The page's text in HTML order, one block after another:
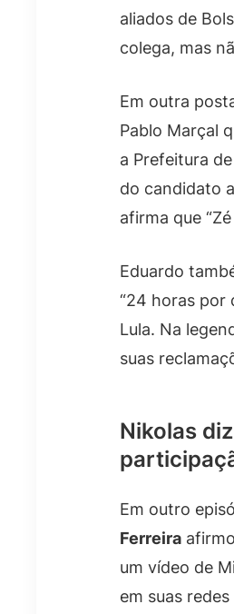
aliados de
colega, mas
Em outra
Pablo Marçal
a Prefeitura
do candidato
afirma que
Eduardo
“24 horas por
Lula. Na
suas
Nikolas
Em outro
Ferreira
um vídeo de
em suas